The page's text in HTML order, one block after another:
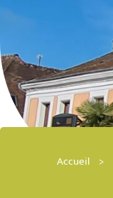
Accueil >